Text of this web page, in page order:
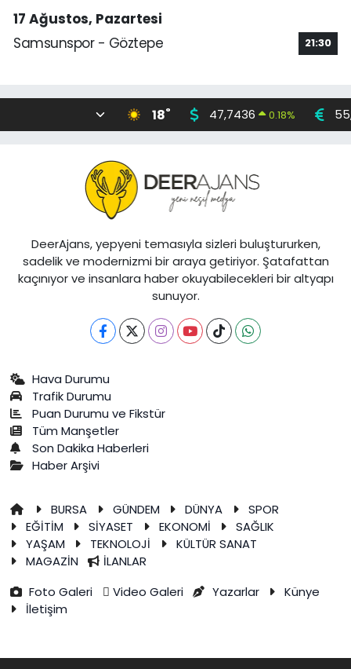
17 Ağustos, Pazartesi
Samsunspor - Göztepe
21:30
18° 47,7436 0.18%
DeerAjans, yepyeni temasıyla sizleri buluştururken,
sadelik ve modernizmi bir araya getiriyor. Şatafattan
kaçınıyor ve insanlara haber okuyabilecekleri bir altyapı
sunuyor.
Hava Durumu
Trafik Durumu
Puan Durumu ve Fikstür
Tüm Manşetler
Son Dakika Haberleri
Haber Arşivi
BURSA GÜNDEM DÜNYA
SPOR
EĞİTİM
SİYASET EKONOMİ
SAĞLIK
YAŞAM
TEKNOLOJİ
KÜLTÜR SANAT
MAGAZİN
İLANLAR
Foto Galeri
Video Galeri Yazarlar
Künye
İletişim